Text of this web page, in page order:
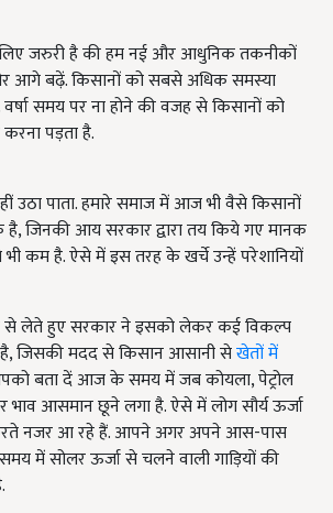
लिए जरुरी है की हम नई और आधुनिक तकनीकों
आगे बढ़ें. किसानों को सबसे अधिक समस्या
समय पर ना होने की वजह से किसानों को
पड़ता है.
उठा पाता. हमारे समाज में आज भी वैसे किसानों
जिनकी आय सरकार द्वारा तय किये गए मानक
कम है. ऐसे में इस तरह के खर्चे उन्हें परेशानियों
से लेते हुए सरकार ने इसको लेकर कई विकल्प
जिसकी मदद से किसान आसानी सेखेतों में
बता दें आज के समय में जब कोयला, पेट्रोल
आसमान छूने लगा है. ऐसे में लोग सौर्य ऊर्जा
नजर आ रहे हैं. आपने अगर अपने आस-पास
में सोलर ऊर्जा से चलने वाली गाड़ियों की